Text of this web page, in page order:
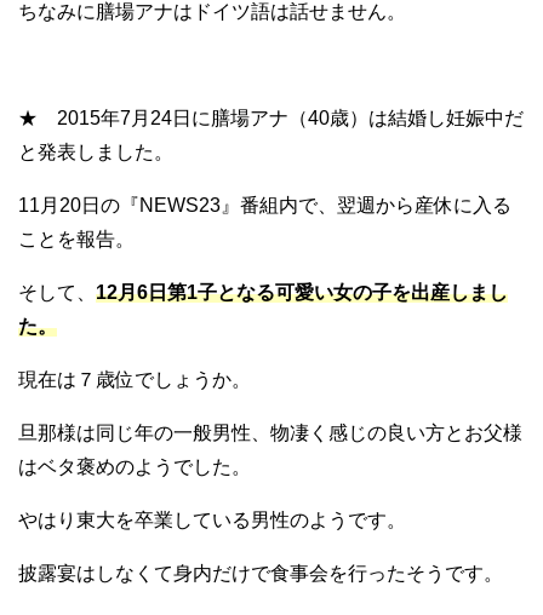
ちなみに膳場アナはドイツ語は話せません。
★ 2015年7月24日に膳場アナ（40歳）は結婚し妊娠中だ
と発表しました。
11月20日の『NEWS23』番組内で、翌週から産休に入る
ことを報告。
そして、 12月6日第1子となる可愛い女の子を出産しまし
た。
現在は７歳位でしょうか。
旦那様は同じ年の一般男性、物凄く感じの良い方とお父様
はベタ褒めのようでした。
やはり東大を卒業している男性のようです。
披露宴はしなくて身内だけで食事会を行ったそうです。